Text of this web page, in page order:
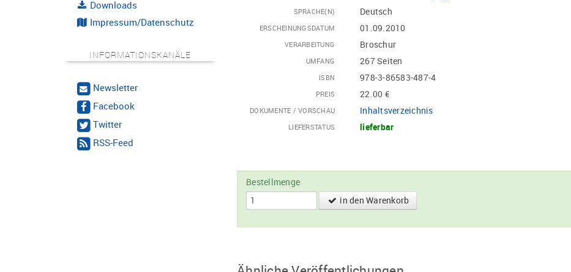
Downloads
Impressum/Datenschutz
INFORMATIONSKANÄLE
Newsletter
Facebook
Twitter
RSS-Feed
SPRACHE(N) Deutsch
ERSCHEINUNGSDATUM 01.09.2010
VERARBEITUNG Broschur
UMFANG 267 Seiten
ISBN 978-3-86583-487-4
PREIS 22.00 €
DOKUMENTE / VORSCHAU Inhaltsverzeichnis
LIEFERSTATUS lieferbar
Bestellmenge
in den Warenkorb